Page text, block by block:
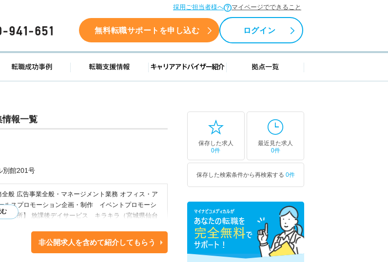
採用ご担当者様へ マイページでできること
0120-941-651 無料転職サポートを申し込む ログイン
検索 転職成功事例 転職支援情報 キャリアアドバイザー紹介 拠点一覧
情報一覧
別館201号
般 広告事業全般・マネージメント業務 オフィス・ア
ルスプロモーション企画・制作 イベントプロモーシ
業所】 放課後デイサービス キラキラ（宮城県仙台
（宮城県仙台市宮城野区萩野町1-18-5）
を展開しております。
非公開求人を含めて紹介してもらう
保存した求人
0件
最近見た求人
0件
保存した検索条件から再検索する 0件